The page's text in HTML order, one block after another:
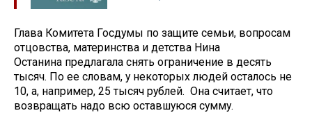
Глава Комитета Госдумы по защите семьи, вопросам
отцовства, материнства и детства Нина
Останина предлагала снять ограничение в десять
тысяч. По ее словам, у некоторых людей осталось не
10, а, например, 25 тысяч рублей. Она считает, что
возвращать надо всю оставшуюся сумму.